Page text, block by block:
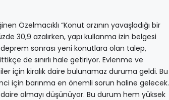
Özelmacıklı “Konut arzının yavaşladığı bir
30,9 azalırken, yapı kullanma izin belgesi
sonrası yeni konutlara olan talep,
de sınırlı hale getiriyor. Evlenme ve
için kiralık daire bulunamaz duruma geldi. Bu
için barınma en önemli sorun haline gelecek.
almayı düşünüyor. Bu durum hem yüksek